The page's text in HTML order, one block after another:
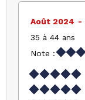
Août 2024
35 à 44 ans
Note :